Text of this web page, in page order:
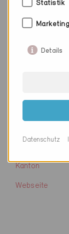
Ort
Kanton
Webseite
Statistik
Marketing
Details
Datenschutz